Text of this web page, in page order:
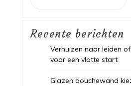
Recente berichten
Verhuizen naar leiden
voor een vlotte start
Glazen douchewand